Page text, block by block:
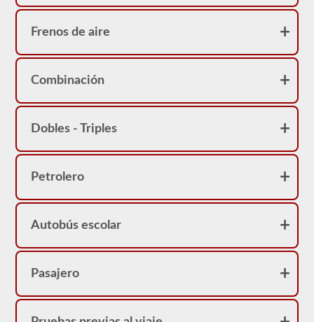
Frenos de aire
Combinación
Dobles - Triples
Petrolero
Autobús escolar
Pasajero